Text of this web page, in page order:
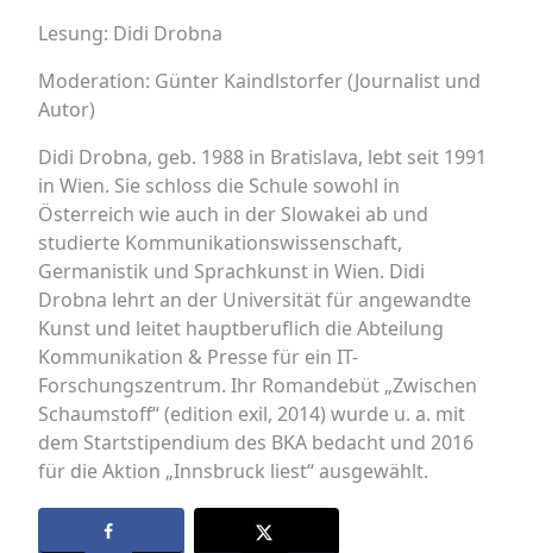
Lesung: Didi Drobna
Moderation: Günter Kaindlstorfer (Journalist und
Autor)
Didi Drobna, geb. 1988 in Bratislava, lebt seit 1991
in Wien. Sie schloss die Schule sowohl in
Österreich wie auch in der Slowakei ab und
studierte Kommunikationswissenschaft,
Germanistik und Sprachkunst in Wien. Didi
Drobna lehrt an der Universität für angewandte
Kunst und leitet hauptberuflich die Abteilung
Kommunikation & Presse für ein IT-
Forschungszentrum. Ihr Romandebüt „Zwischen
Schaumstoff“ (edition exil, 2014) wurde u. a. mit
dem Startstipendium des BKA bedacht und 2016
für die Aktion „Innsbruck liest“ ausgewählt.